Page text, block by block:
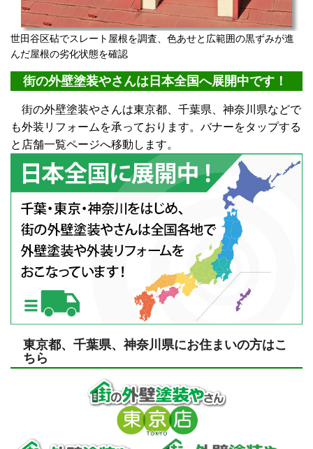
世田谷区砧でスレート屋根を調査、色あせと広範囲の黒ずみが進
んだ屋根の劣化状態を確認
街の外壁塗装やさんは日本全国へ展開中です！
街の外壁塗装やさんは東京都、千葉県、神奈川県などで
も外装リフォームを承っております。バナーをタップする
と店舗一覧ページへ移動します。
東京都、千葉県、神奈川県にお住まいの方はこ
ちら